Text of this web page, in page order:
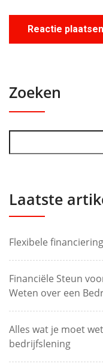
Zoeken
Laatste
Flexibele
Financiële Steun
Weten over een
Alles wat je moet
bedrijfslening